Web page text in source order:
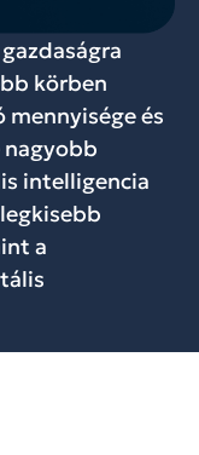
körben
és
nagyobb
intelligencia
a